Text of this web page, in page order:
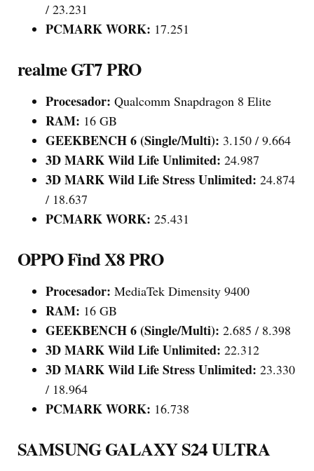
/ 23.231
PCMARK WORK: 17.251
realme GT7 PRO
Procesador: Qualcomm Snapdragon 8 Elite
RAM: 16 GB
GEEKBENCH 6 (Single/Multi): 3.150 / 9.664
3D MARK Wild Life Unlimited: 24.987
3D MARK Wild Life Stress Unlimited: 24.874
/ 18.637
PCMARK WORK: 25.431
OPPO Find X8 PRO
Procesador: MediaTek Dimensity 9400
RAM: 16 GB
GEEKBENCH 6 (Single/Multi): 2.685 / 8.398
3D MARK Wild Life Unlimited: 22.312
3D MARK Wild Life Stress Unlimited: 23.330
/ 18.964
PCMARK WORK: 16.738
SAMSUNG GALAXY S24 ULTRA